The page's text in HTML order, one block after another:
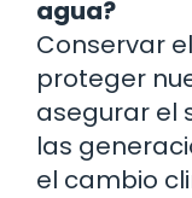
agua?
Conservar
proteger
asegurar el
las
el cambio